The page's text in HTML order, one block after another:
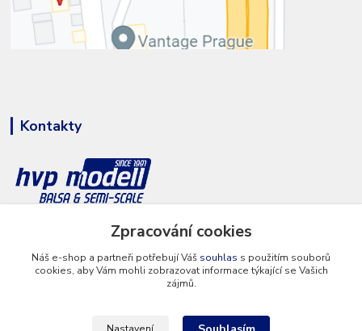
Kontakty
+420 777 286 674
info@hvp-modell.cz
Zpracování cookies
Náš e-shop a partneři potřebují Váš souhlas s použitím souborů
cookies, aby Vám mohli zobrazovat informace týkající se Vašich
zájmů.